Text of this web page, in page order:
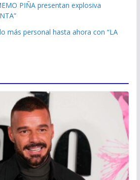
PIÑA presentan explosiva
más personal hasta ahora con “LA